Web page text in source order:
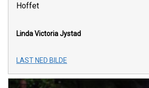
Hoffet
Linda Victoria Jystad
LAST NED BILDE